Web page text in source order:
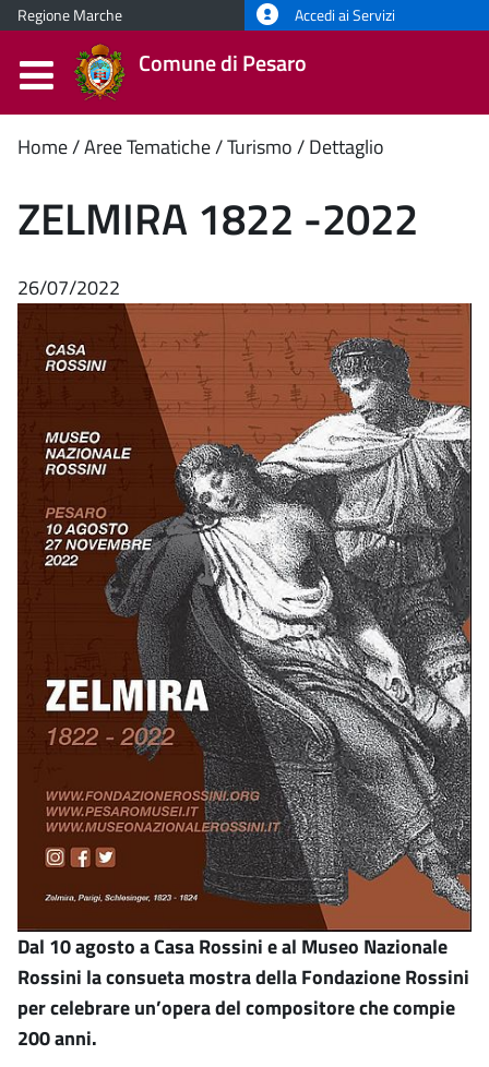
Regione Marche Accedi ai Servizi
Comune di Pesaro
Contenuto
principale
Home Aree Tematiche Turismo Dettaglio
ZELMIRA 1822 -2022
26/07/2022
Dal 10 agosto a Casa Rossini e al Museo Nazionale
Rossini la consueta mostra della Fondazione Rossini
per celebrare un’opera del compositore che compie
200 anni.